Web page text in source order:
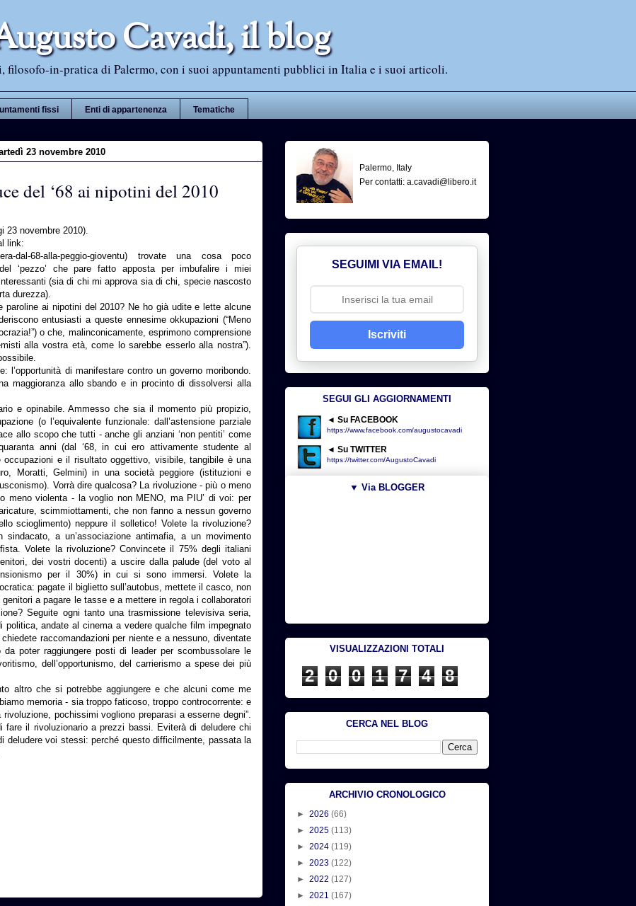
Cavadi, il blog
filosofo-in-pratica di Palermo, con i suoi appuntamenti pubblici in Italia e i suoi articoli.
fissi Enti di appartenenza Tematiche
23 novembre 2010
del ‘68 ai nipotini del 2010
23 novembre 2010).
link:
dal-68-alla-peggio-gioventu) trovate una cosa poco
‘pezzo’ che pare fatto apposta per imbufalire i miei
(sia di chi mi approva sia di chi, specie nascosto
durezza).
paroline ai nipotini del 2010? Ne ho già udite e lette alcune
entusiasti a queste ennesime okkupazioni (“Meno
o che, malinconicamente, esprimono comprensione
alla vostra età, come lo sarebbe esserlo alla nostra”).
l’opportunità di manifestare contro un governo moribondo.
maggioranza allo sbando e in procinto di dissolversi alla
e opinabile. Ammesso che sia il momento più propizio,
(o l’equivalente funzionale: dall’astensione parziale
allo scopo che tutti - anche gli anziani ‘non pentiti’ come
anni (dal ‘68, in cui ero attivamente studente al
occupazioni e il risultato oggettivo, visibile, tangibile è una
Moratti, Gelmini) in una società peggiore (istituzioni e
Vorrà dire qualcosa? La rivoluzione - più o meno
meno violenta - la voglio non MENO, ma PIU’ di voi: per
scimmiottamenti, che non fanno a nessun governo
scioglimento) neppure il solletico! Volete la rivoluzione?
a un’associazione antimafia, a un movimento
Volete la rivoluzione? Convincete il 75% degli italiani
dei vostri docenti) a uscire dalla palude (del voto al
per il 30%) in cui si sono immersi. Volete la
pagate il biglietto sull’autobus, mettete il casco, non
a pagare le tasse e a mettere in regola i collaboratori
Seguite ogni tanto una trasmissione televisiva seria,
politica, andate al cinema a vedere qualche film impegnato
raccomandazioni per niente e a nessuno, diventate
poter raggiungere posti di leader per scombussolare le
dell’opportunismo, del carrierismo a spese dei più
altro che si potrebbe aggiungere e che alcuni come me
memoria - sia troppo faticoso, troppo controcorrente: e
pochissimi vogliono preparasi a esserne degni”.
il rivoluzionario a prezzi bassi. Eviterà di deludere chi
deludere voi stessi: perché questo difficilmente, passata la
Palermo, Italy
Per contatti: a.cavadi@libero.it
SEGUIMI VIA EMAIL!
Iscriviti
SEGUI GLI AGGIORNAMENTI
◄ Su FACEBOOK
https://www.facebook.com/augustocavadi
◄ Su TWITTER
https://twitter.com/AugustoCavadi
▼ Via BLOGGER
VISUALIZZAZIONI TOTALI
2 0 0 1 7 4 8
CERCA NEL BLOG
ARCHIVIO CRONOLOGICO
► 2026 (66)
► 2025 (113)
► 2024 (119)
► 2023 (122)
► 2022 (127)
► 2021 (167)